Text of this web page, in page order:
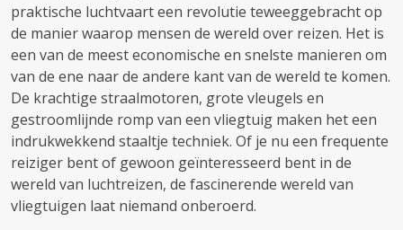
praktische luchtvaart een revolutie teweeggebracht op
de manier waarop mensen de wereld over reizen. Het is
een van de meest economische en snelste manieren om
van de ene naar de andere kant van de wereld te komen.
De krachtige straalmotoren, grote vleugels en
gestroomlijnde romp van een vliegtuig maken het een
indrukwekkend staaltje techniek. Of je nu een frequente
reiziger bent of gewoon geïnteresseerd bent in de
wereld van luchtreizen, de fascinerende wereld van
vliegtuigen laat niemand onberoerd.